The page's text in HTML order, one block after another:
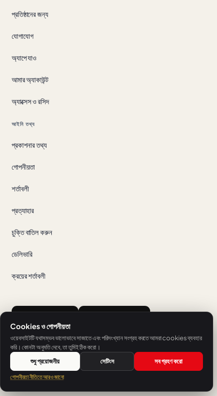
প্রতিষ্ঠানের জন্য
যোগাযোগ
অ্যাপে যাও
আমার অ্যাকাউন্ট
অ্যাক্সেস ও রসিদ
আইনি তথ্য
প্রকাশনার তথ্য
গোপনীয়তা
শর্তাবলী
প্রত্যাহার
চুক্তি বাতিল করুন
ডেলিভারি
ক্রয়ের শর্তাবলী
SH Sprachschule Heilbronn-এর একটি পরিষেবা।
© 2026 V-IZ
Cookies ও গোপনীয়তা
ওয়েবসাইটটি যথাসম্ভব ভালোভাবে সাজাতে এবং পরিসংখ্যান সংগ্রহ করতে আমরা cookies ব্যবহার
করি। কোনটা অনুমতি দেবে, তা তুমিই ঠিক করো।
শুধু প্রয়োজনীয়
সেটিংস সব গ্রহণ করো
গোপনীয়তা নীতিতে আরও জানো